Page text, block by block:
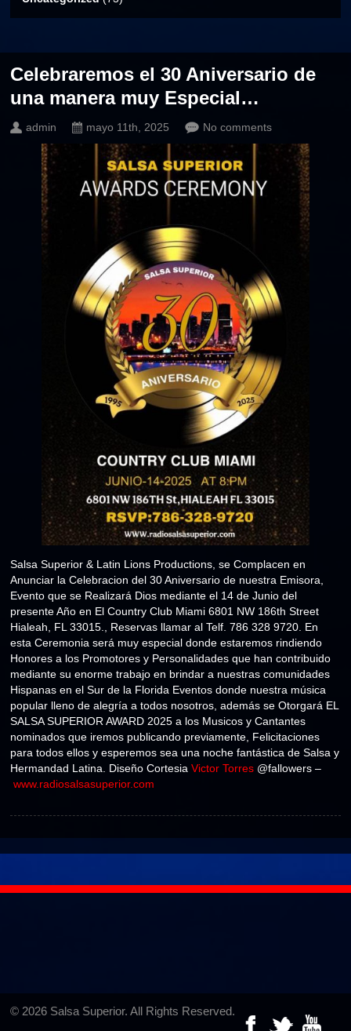
Celebraremos el 30 Aniversario de
una manera muy Especial…
admin mayo 11th, 2025 No comments
Salsa Superior & Latin Lions Productions, se Complacen en
Anunciar la Celebracion del 30 Aniversario de nuestra Emisora,
Evento que se Realizará Dios mediante el 14 de Junio del
presente Año en El Country Club Miami 6801 NW 186th Street
Hialeah, FL 33015., Reservas llamar al Telf. 786 328 9720. En
esta Ceremonia será muy especial donde estaremos rindiendo
Honores a los Promotores y Personalidades que han contribuido
mediante su enorme trabajo en brindar a nuestras comunidades
Hispanas en el Sur de la Florida Eventos donde nuestra música
popular lleno de alegría a todos nosotros, además se Otorgará EL
SALSA SUPERIOR AWARD 2025 a los Musicos y Cantantes
nominados que iremos publicando previamente, Felicitaciones
para todos ellos y esperemos sea una noche fantástica de Salsa y
Hermandad Latina. Diseño CortesiaVictor Torres @fallowers –
www.radiosalsasuperior.com
© 2026 Salsa Superior. All Rights Reserved.